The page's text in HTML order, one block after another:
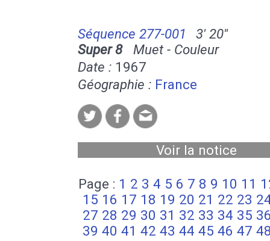
Séquence 277-001
3' 20''
Super 8Muet - Couleur
Date : 1967
Géographie : France
Voir la notice
Page : 1 2 3 4 5 6 7 8 9 10 11
15 16 17 18 19 20 21 22 23
27 28 29 30 31 32 33 34 35
39 40 41 42 43 44 45 46 47